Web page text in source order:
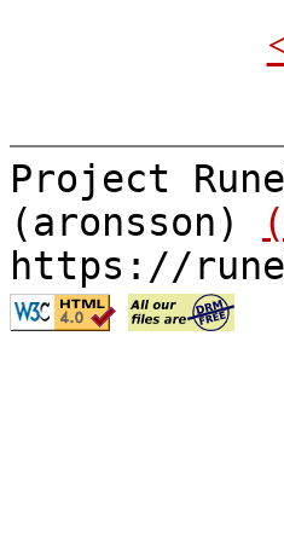
Project
(aronsson)
https://